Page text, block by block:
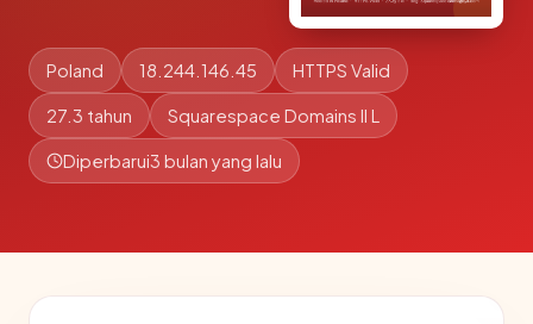
Poland 18.244.146.45 HTTPS Valid
27.3 tahun Squarespace Domains II L
Diperbarui3 bulan yang lalu